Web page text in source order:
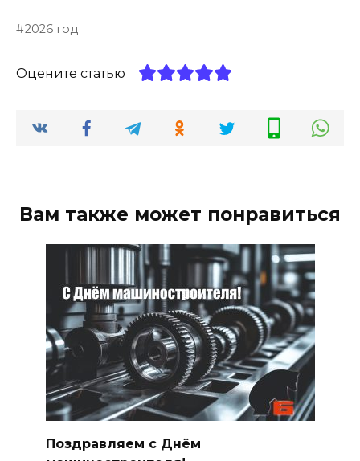
2026 год
Оцените статью
Вам также может понравиться
Поздравляем с Днём